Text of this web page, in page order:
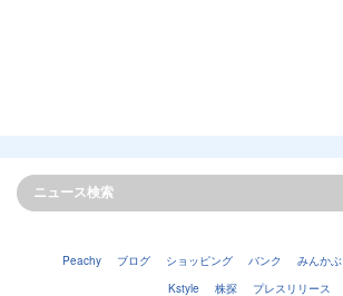
Peachy ブログ ショッピング バンク みんかぶ
Kstyle
株探 プレスリリース